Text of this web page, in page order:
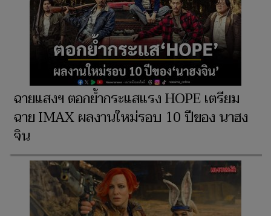
ฉายแสงฯ ตอกย้ำกระแสแรง HOPE เตรียม
ฉาย IMAX ผลงานใหม่รอบ 10 ปีของ นาฮง
จิน